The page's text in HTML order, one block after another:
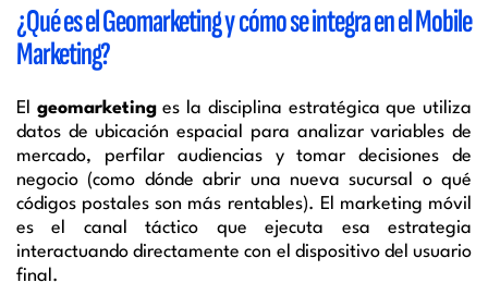
¿Qué es el Geomarketing y cómo se integra en el Mobile
Marketing?
El geomarketinges la disciplina estratégica que utiliza
datos de ubicación espacial para analizar variables de
mercado, perfilar audiencias y tomar decisiones de
negocio (como dónde abrir una nueva sucursal o qué
códigos postales son más rentables). El marketing móvil
es el canal táctico que ejecuta esa estrategia
interactuando directamente con el dispositivo del usuario
final.